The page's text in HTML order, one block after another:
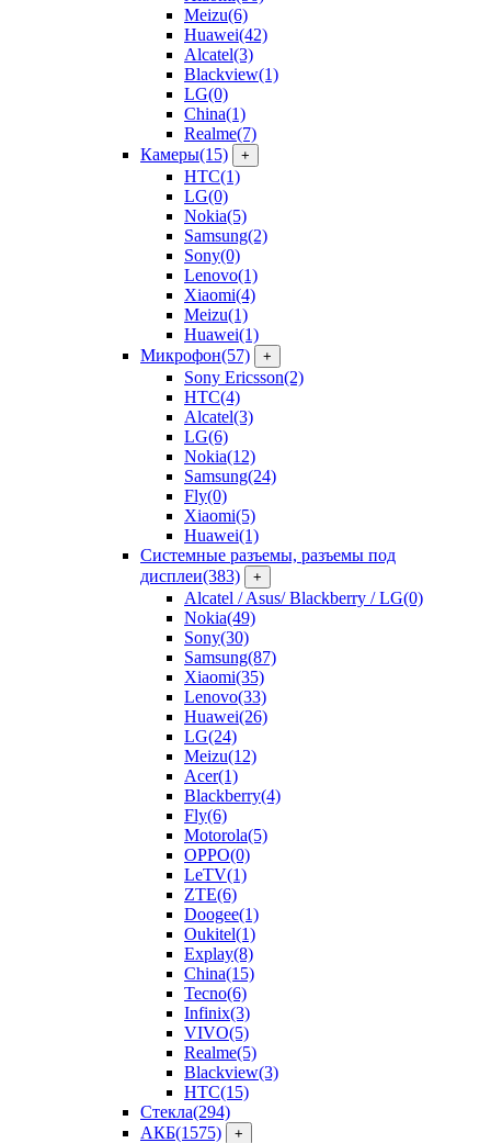
Meizu(6)
Huawei(42)
Alcatel(3)
Blackview(1)
LG(0)
China(1)
Realme(7)
Камеры(15) +
HTC(1)
LG(0)
Nokia(5)
Samsung(2)
Sony(0)
Lenovo(1)
Xiaomi(4)
Meizu(1)
Huawei(1)
Микрофон(57) +
Sony Ericsson(2)
HTC(4)
Alcatel(3)
LG(6)
Nokia(12)
Samsung(24)
Fly(0)
Xiaomi(5)
Huawei(1)
Системные разъемы, разъемы под
дисплеи(383) +
Alcatel / Asus/ Blackberry / LG(0)
Nokia(49)
Sony(30)
Samsung(87)
Xiaomi(35)
Lenovo(33)
Huawei(26)
LG(24)
Meizu(12)
Acer(1)
Blackberry(4)
Fly(6)
Motorola(5)
OPPO(0)
LeTV(1)
ZTE(6)
Doogee(1)
Oukitel(1)
Explay(8)
China(15)
Tecno(6)
Infinix(3)
VIVO(5)
Realme(5)
Blackview(3)
HTC(15)
Стекла(294)
АКБ(1575) +